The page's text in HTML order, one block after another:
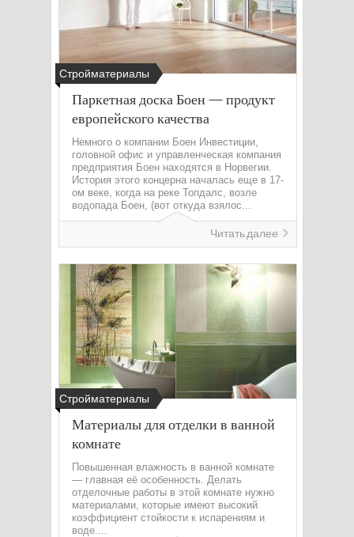
Стройматериалы
Паркетная доска Боен — продукт
европейского качества
Немного о компании Боен Инвестиции,
головной офис и управленческая компания
предприятия Боен находятся в Норвегии.
История этого концерна началась еще в 17-
ом веке, когда на реке Топдалс, возле
водопада Боен, (вот откуда взялос...
Читать далее
Стройматериалы
Материалы для отделки в ванной
комнате
Повышенная влажность в ванной комнате
— главная её особенность. Делать
отделочные работы в этой комнате нужно
материалами, которые имеют высокий
коэффициент стойкости к испарениям и
воде....